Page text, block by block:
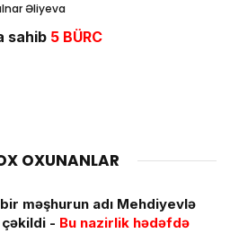
Əliyeva
sahib 5 BÜRC
OXUNANLAR
məşhurun adı Mehdiyevlə
- Bu nazirlik hədəfdə